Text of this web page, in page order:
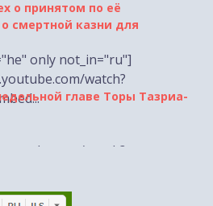
only not_in="ru"]
watch?
главе Торы Тазриа-
watch?